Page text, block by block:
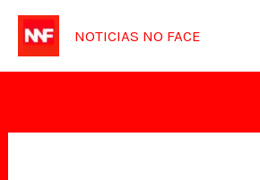
para
NOTICIAS NO FACE